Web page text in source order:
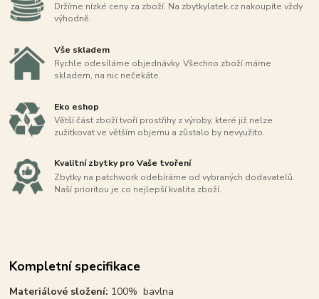
Držíme nízké ceny za zboží. Na zbytkylatek.cz nakoupíte vždy
výhodně.
Vše skladem
Rychle odesíláme objednávky. Všechno zboží máme
skladem, na nic nečekáte.
Eko eshop
Větší část zboží tvoří prostřihy z výroby, které již nelze
zužitkovat ve větším objemu a zůstalo by nevyužito.
Kvalitní zbytky pro Vaše tvoření
Zbytky na patchwork odebíráme od vybraných dodavatelů.
Naší prioritou je co nejlepší kvalita zboží.
Kompletní specifikace
Materiálové složení: 100% bavlna